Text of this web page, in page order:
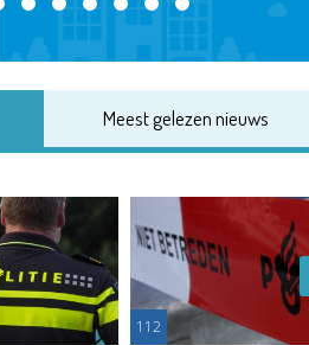
Meest gelezen nieuws
112